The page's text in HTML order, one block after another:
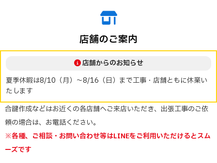
店舗のご案内
店舗からのお知らせ
夏季休暇は8/10（月）～8/16（日）まで工事・店舗ともに休業い
たします
合鍵作成などはお近くの各店舗へご来店いただき、出張工事のご依
頼の場合は、お電話ください。
※各種、ご相談・お問い合わせ等はLINEをご利用いただけるとスム
ーズです